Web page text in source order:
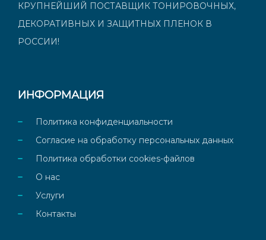
КРУПНЕЙШИЙ ПОСТАВЩИК ТОНИРОВОЧНЫХ,
ДЕКОРАТИВНЫХ И ЗАЩИТНЫХ ПЛЕНОК В
РОССИИ!
ИНФОРМАЦИЯ
Политика конфиденциальности
Согласие на обработку персональных данных
Политика обработки cookies-файлов
О нас
Услуги
Контакты